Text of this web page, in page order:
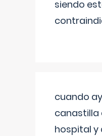
siendo
cuando
canastilla
hospital y